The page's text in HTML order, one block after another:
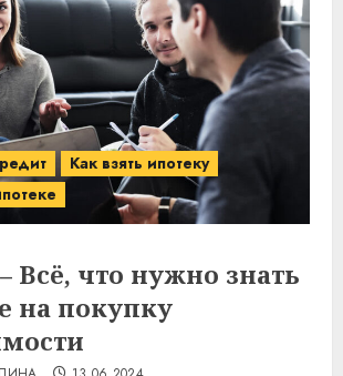
Как взять ипотеку
Всё, что нужно знать
на покупку